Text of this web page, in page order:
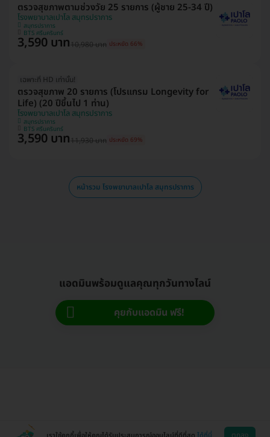
ตรวจสุขภาพตามช่วงวัย 25 รายการ (ผู้ชาย 25-34 ปี)
โรงพยาบาลเปาโล สมุทรปราการ
สมุทรปราการ
BTS ศรีนครินทร์
3,590 บาท10,980 บาท ประหยัด 66%
เฉพาะที่ HD เท่านั้น!
ตรวจสุขภาพ 20 รายการ (โปรแกรม Longevity for
Life) (20 ปีขึ้นไป 1 ท่าน)
โรงพยาบาลเปาโล สมุทรปราการ
สมุทรปราการ
BTS ศรีนครินทร์
3,590 บาท11,930 บาท ประหยัด 69%
หน้ารวม โรงพยาบาลเปาโล สมุทรปราการ
แอดมินพร้อมดูแลคุณทุกวันทางไลน์
คุยกับแอดมิน ฟรี!